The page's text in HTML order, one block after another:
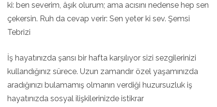
ki: ben severim, âşık olurum; ama acısını nedense hep sen
çekersin. Ruh da cevap verir: Sen yeter ki sev. Şemsi
Tebrizi
İş hayatınızda şansı bir hafta karşılıyor sizi sezgilerinizi
kullandığınız sürece. Uzun zamandır özel yaşamınızda
aradığınızı bulamamış olmanın verdiği huzursuzluk iş
hayatınızda sosyal ilişkilerinizde istikrar